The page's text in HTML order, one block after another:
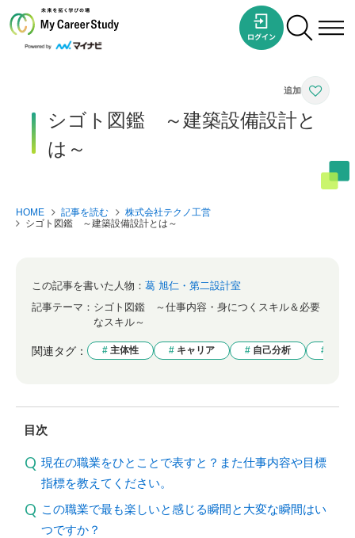
シゴト図鑑 ～建築設備設計と
は～
HOME 記事を読む
株式会社テクノ工営
シゴト図鑑 ～建築設備設計とは～
この記事を書いた人物： 葛 旭仁・第二設計室
記事テーマ： シゴト図鑑 ～仕事内容・身につくスキル＆必要
なスキル～
関連タグ： 主体性 キャリア 自己分析
目次
現在の職業をひとことで表すと？また仕事内容や目標
指標を教えてください。
この職業で最も楽しいと感じる瞬間と大変な瞬間はい
つですか？